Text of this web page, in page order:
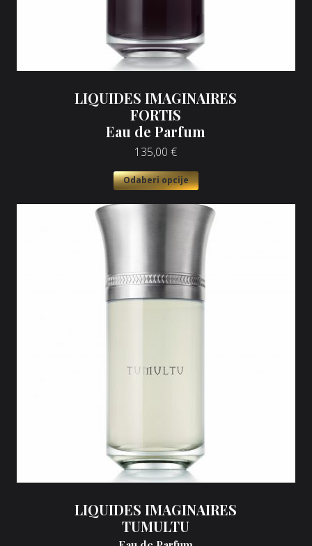
LIQUIDES IMAGINAIRES
FORTIS
Eau de Parfum
135,00 €
Odaberi opcije
LIQUIDES IMAGINAIRES
TUMULTU